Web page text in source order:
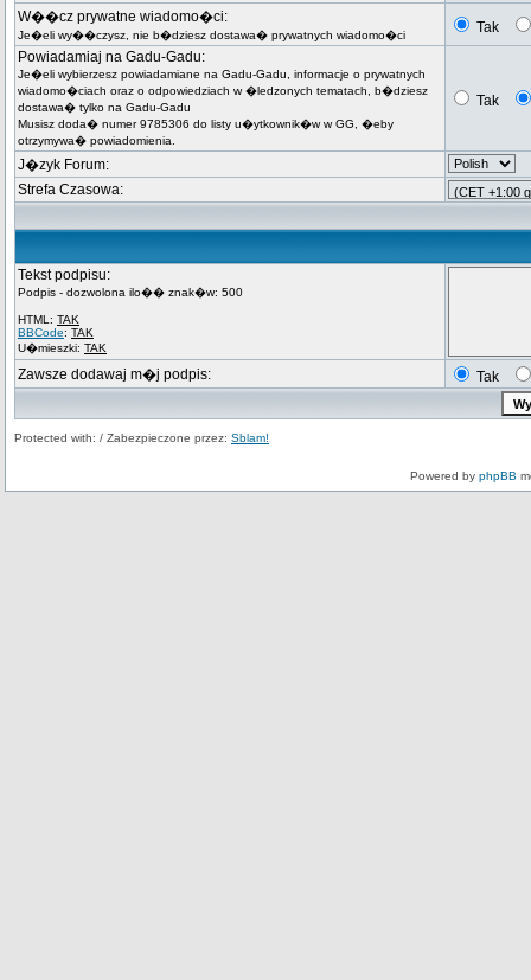
W��cz prywatne wiadomo�ci:
Je�eli wy��czysz, nie b�dziesz dostawa� prywatnych wiadomo�ci
Tak
Powiadamiaj na Gadu-Gadu:
Je�eli wybierzesz powiadamiane na Gadu-Gadu, informacje o prywatnych
wiadomo�ciach oraz o odpowiedziach w �ledzonych tematach, b�dziesz
dostawa� tylko na Gadu-Gadu
Musisz doda� numer 9785306 do listy u�ytkownik�w w GG, �eby
otrzymywa� powiadomienia.
Tak
J�zyk Forum:
Strefa Czasowa:
Tekst podpisu:
Podpis - dozwolona ilo�� znak�w: 500
HTML: TAK
BBCode: TAK
U�mieszki: TAK
Zawsze dodawaj m�j podpis: Tak
Protected with: / Zabezpieczone przez: Sblam!
Powered by phpBB